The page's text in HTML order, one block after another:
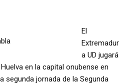
El
Extremadur
a UD jugará
en la capital onubense en
segunda jornada de la Segunda